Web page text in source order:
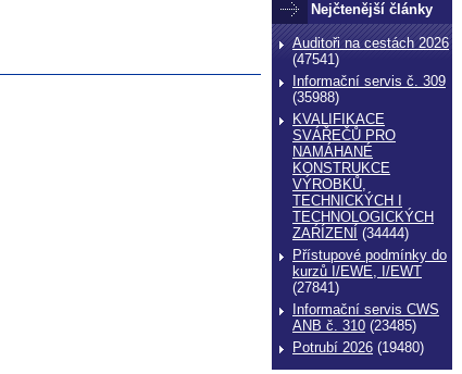
Nejčtenější články
Auditoři na cestách 2026
(47541)
Informační servis č. 309
(35988)
KVALIFIKACE
SVÁŘEČŮ PRO
NAMÁHANÉ
KONSTRUKCE
VÝROBKŮ,
TECHNICKÝCH I
TECHNOLOGICKÝCH
ZAŔÍZENÍ (34444)
Přístupové podmínky do
kurzů I/EWE, I/EWT
(27841)
Informační servis CWS
ANB č. 310 (23485)
Potrubí 2026 (19480)